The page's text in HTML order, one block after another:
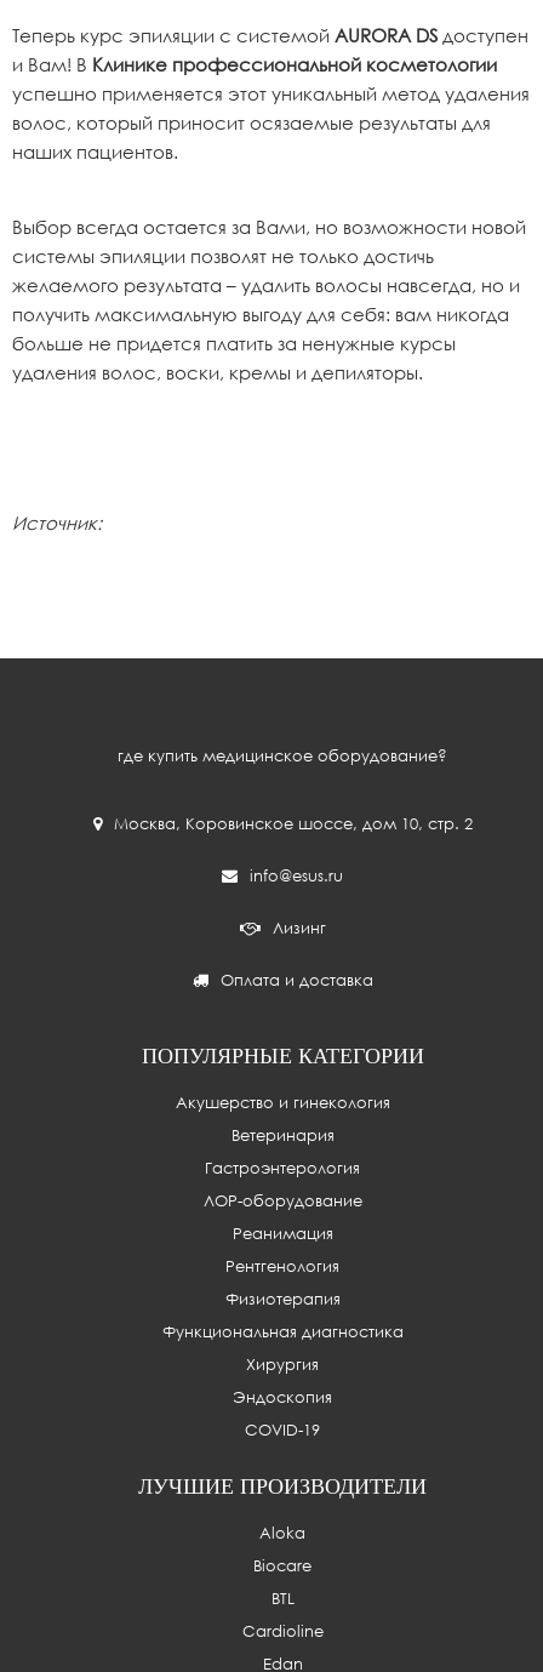
Теперь курс эпиляции с системой AURORA DS доступен
и Вам! В Клинике профессиональной косметологии
успешно применяется этот уникальный метод удаления
волос, который приносит осязаемые результаты для
наших пациентов.
Выбор всегда остается за Вами, но возможности новой
системы эпиляции позволят не только достичь
желаемого результата – удалить волосы навсегда, но и
получить максимальную выгоду для себя: вам никогда
больше не придется платить за ненужные курсы
удаления волос, воски, кремы и депиляторы.
Источник:
где купить медицинское оборудование?
Москва, Коровинское шоссе, дом 10, стр. 2
info@esus.ru
Лизинг
Оплата и доставка
ПОПУЛЯРНЫЕ КАТЕГОРИИ
Акушерство и гинекология
Ветеринария
Гастроэнтерология
ЛОР-оборудование
Реанимация
Рентгенология
Физиотерапия
Функциональная диагностика
Хирургия
Эндоскопия
COVID-19
ЛУЧШИЕ ПРОИЗВОДИТЕЛИ
Aloka
Biocare
BTL
Cardioline
Edan